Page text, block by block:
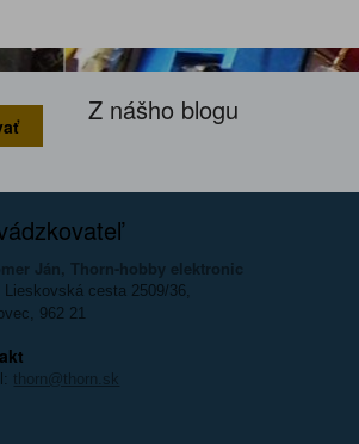
Z nášho blogu
Ján, Thorn-hobby elektronic
Lieskovská cesta 2509/36,
962 21
thorn@thorn.sk